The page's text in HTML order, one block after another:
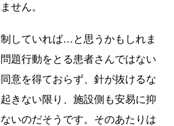
せん。
していれば…と思うかもしれま
題行動をとる患者さんではない
意を得ておらず、針が抜けるな
きない限り、施設側も安易に抑
いのだそうです。そのあたりは